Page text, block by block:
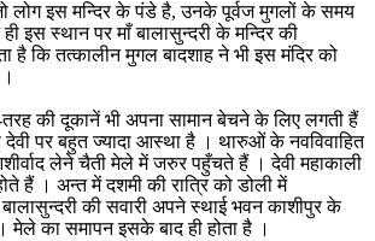
लोग इस मन्दिर के पंडे है, उनके पूर्वज मुगलों के समय
इस स्थान पर माँ बालासुन्दरी के मन्दिर की
है कि तत्कालीन मुगल बादशाह ने भी इस मंदिर को
तरह की दूकानें भी अपना सामान बेचने के लिए लगती हैं
देवी पर बहुत ज्यादा आस्था है । थारुओं के नवविवाहित
लेने चैती मेले में जरुर पहुँचते हैं । देवी महाकाली
हैं । अन्त में दशमी की रात्रि को डोली में
बालासुन्दरी की सवारी अपने स्थाई भवन काशीपुर के
मेले का समापन इसके बाद ही होता है ।